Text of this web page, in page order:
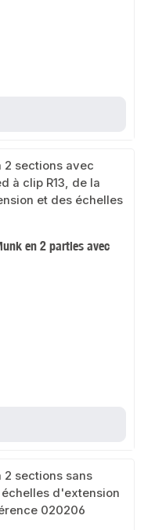
en 2 parties avec